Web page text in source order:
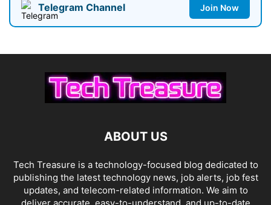
Telegram Channel Join Now
ABOUT US
Tech Treasure is a technology-focused blog dedicated to
publishing the latest technology news, job alerts, job fest
updates, and telecom-related information. We aim to